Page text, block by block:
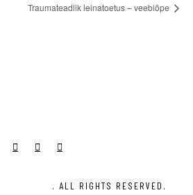
Traumateadlik leinatoetus – veebiõpe
. ALL RIGHTS RESERVED.